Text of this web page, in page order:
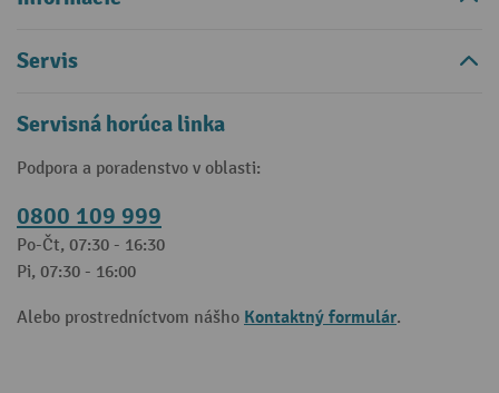
Servis
Servisná horúca linka
Podpora a poradenstvo v oblasti:
0800 109 999
Po-Čt, 07:30 - 16:30
Pi, 07:30 - 16:00
Alebo prostredníctvom nášho Kontaktný formulár.